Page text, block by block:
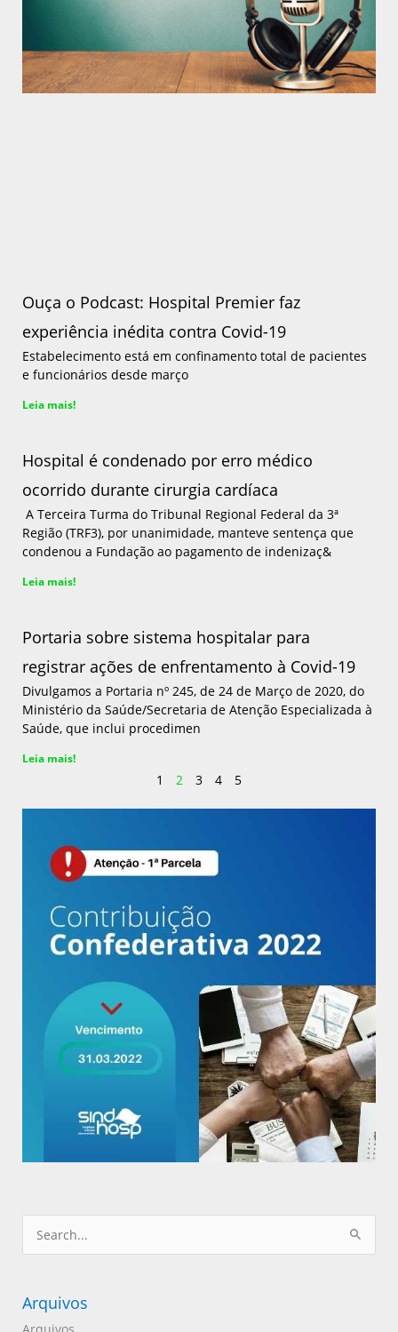
Ouça o Podcast: Hospital Premier faz
experiência inédita contra Covid-19
Estabelecimento está em confinamento total de pacientes
e funcionários desde março
Leia mais!
Hospital é condenado por erro médico
ocorrido durante cirurgia cardíaca
A Terceira Turma do Tribunal Regional Federal da 3ª
Região (TRF3), por unanimidade, manteve sentença que
condenou a Fundação ao pagamento de indenizaç&
Leia mais!
Portaria sobre sistema hospitalar para
registrar ações de enfrentamento à Covid-19
Divulgamos a Portaria nº 245, de 24 de Março de 2020, do
Ministério da Saúde/Secretaria de Atenção Especializada à
Saúde, que inclui procedimen
Leia mais!
1 2 3 4 5
Pesquisar
por:
Arquivos